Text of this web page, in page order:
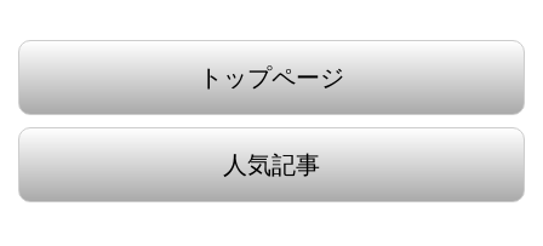
トップページ
人気記事